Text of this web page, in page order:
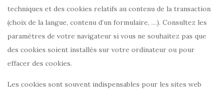
techniques et des cookies relatifs au contenu de la transaction
(choix de la langue, contenu d’un formulaire, …). Consultez les
paramètres de votre navigateur si vous ne souhaitez pas que
des cookies soient installés sur votre ordinateur ou pour
effacer des cookies.
Les cookies sont souvent indispensables pour les sites web